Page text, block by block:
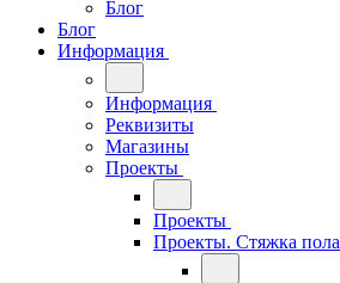
Блог
Блог
Информация
Информация
Реквизиты
Магазины
Проекты
Проекты
Проекты. Стяжка пола